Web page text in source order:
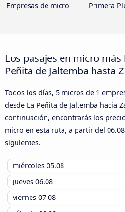
Empresas de micro
Primera
Los pasajes en micro
Peñita de Jaltemba hasta
Todos los días, 5 micros de 1
desde La Peñita de Jaltemba hacia
continuación, encontrarás los
micro en esta ruta, a partir del
siguientes.
miércoles 05.08
jueves 06.08
viernes 07.08